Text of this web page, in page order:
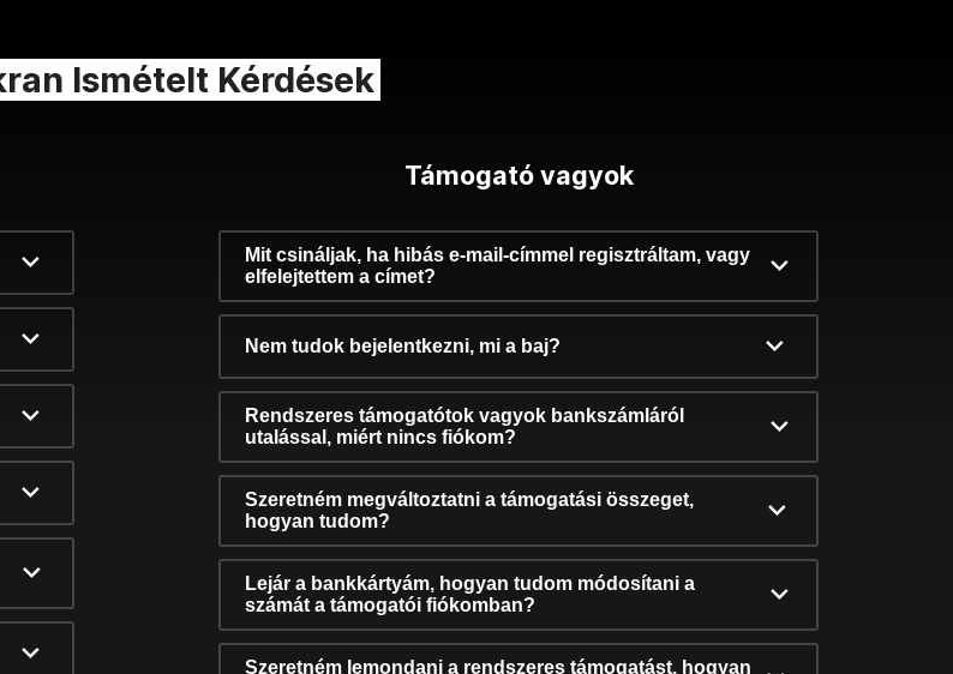
Ismételt Kérdések
Támogató vagyok
Mit csináljak, ha hibás e-mail-címmel regisztráltam, vagy
elfelejtettem a címet?
Nem tudok bejelentkezni, mi a baj?
Rendszeres támogatótok vagyok bankszámláról
utalással, miért nincs fiókom?
Szeretném megváltoztatni a támogatási összeget,
hogyan tudom?
Lejár a bankkártyám, hogyan tudom módosítani a
számát a támogatói fiókomban?
Szeretném lemondani a rendszeres támogatást, hogyan